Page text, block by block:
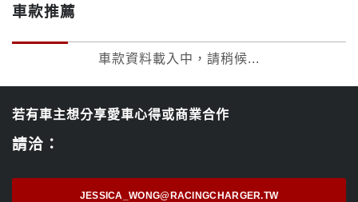
車款推薦
車款資料載入中，請稍候...
若有車主想分享愛車心得或商業合作
請洽：
JESSICA_WONG@RACINGCHARGER.TW